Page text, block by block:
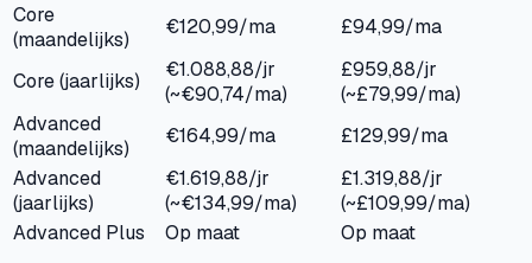
Core
(maandelijks)
€120,99/ma £94,99/ma
Core (jaarlijks)
€1.088,88/jr
(~€90,74/ma)
£959,88/jr
(~£79,99/ma)
Advanced
(maandelijks)
€164,99/ma
£129,99/ma
Advanced
(jaarlijks)
€1.619,88/jr
(~€134,99/ma)
£1.319,88/jr
(~£109,99/ma)
Advanced Plus
Op maat
Op maat